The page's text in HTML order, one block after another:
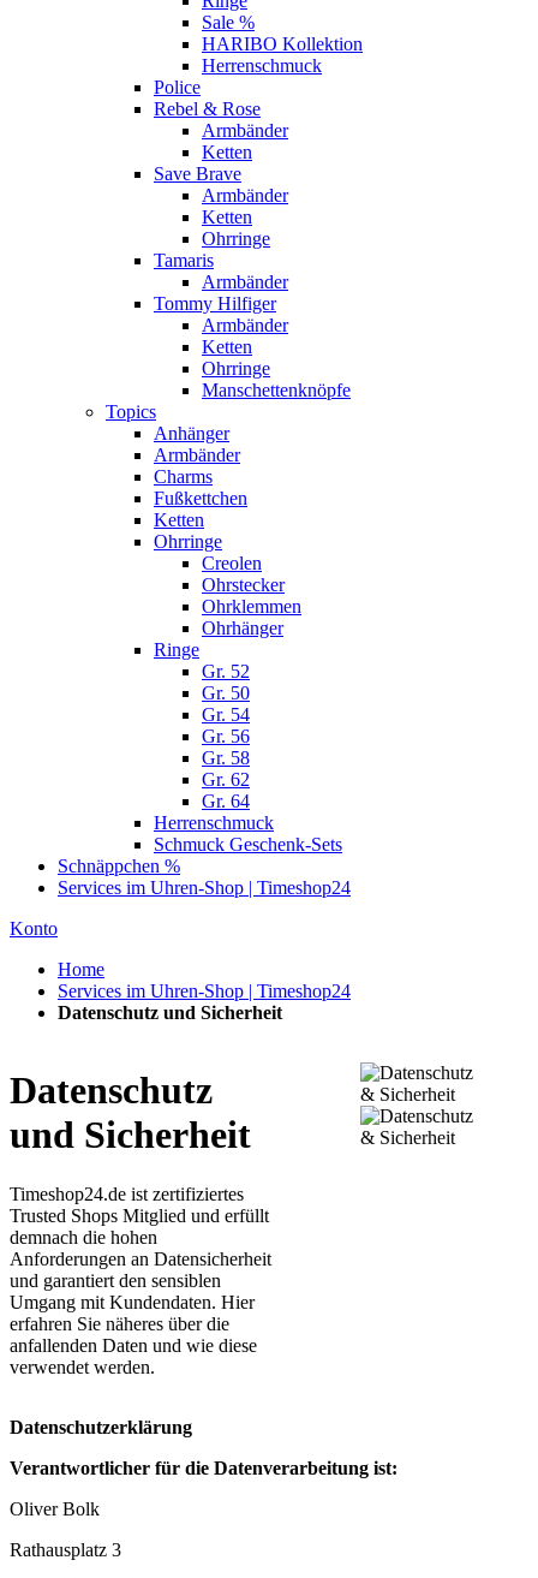
Sale %
HARIBO Kollektion
Herrenschmuck
Police
Rebel & Rose
Armbänder
Ketten
Save Brave
Armbänder
Ketten
Ohrringe
Tamaris
Armbänder
Tommy Hilfiger
Armbänder
Ketten
Ohrringe
Manschettenknöpfe
Topics
Anhänger
Armbänder
Charms
Fußkettchen
Ketten
Ohrringe
Creolen
Ohrstecker
Ohrklemmen
Ohrhänger
Ringe
Gr. 52
Gr. 50
Gr. 54
Gr. 56
Gr. 58
Gr. 62
Gr. 64
Herrenschmuck
Schmuck Geschenk-Sets
Schnäppchen %
Services im Uhren-Shop | Timeshop24
Konto
Home
Services im Uhren-Shop | Timeshop24
Datenschutz und Sicherheit
Datenschutz
und Sicherheit
Timeshop24.de ist zertifiziertes
Trusted Shops Mitglied und erfüllt
demnach die hohen
Anforderungen an Datensicherheit
und garantiert den sensiblen
Umgang mit Kundendaten. Hier
erfahren Sie näheres über die
anfallenden Daten und wie diese
verwendet werden.
Datenschutzerklärung
Verantwortlicher für die Datenverarbeitung ist:
Oliver Bolk
Rathausplatz 3